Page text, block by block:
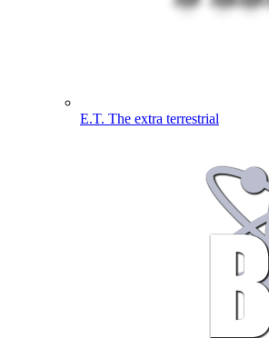
E.T. The extra terrestrial